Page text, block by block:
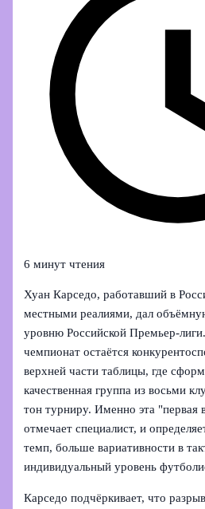
6 минут чтения
Хуан Карседо, работавший в
местными реалиями, дал
уровню Российской
чемпионат остаётся
верхней части таблицы, где
качественная группа из восьми
тон турниру. Именно эта "первая
отмечает специалист, и
темп, больше вариативности в
индивидуальный уровень
Карседо подчёркивает, что